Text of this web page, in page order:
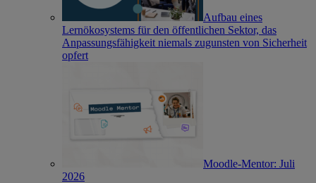
Aufbau eines
Lernökosystems für den öffentlichen Sektor, das
Anpassungsfähigkeit niemals zugunsten von Sicherheit
opfert
Moodle-Mentor: Juli
2026